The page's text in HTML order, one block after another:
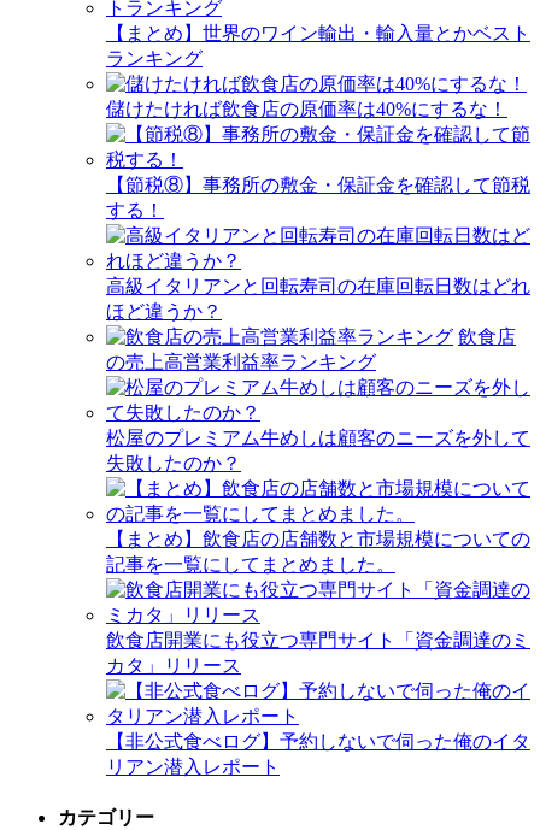
【まとめ】世界のワイン輸出・輸入量とかベスト
ランキング
儲けたければ飲食店の原価率は40%にするな！
【節税⑧】事務所の敷金・保証金を確認して節税
する！
高級イタリアンと回転寿司の在庫回転日数はどれ
ほど違うか？
飲食店
の売上高営業利益率ランキング
松屋のプレミアム牛めしは顧客のニーズを外して
失敗したのか？
【まとめ】飲食店の店舗数と市場規模についての
記事を一覧にしてまとめました。
飲食店開業にも役立つ専門サイト「資金調達のミ
カタ」リリース
【非公式食べログ】予約しないで伺った俺のイタ
リアン潜入レポート
カテゴリー